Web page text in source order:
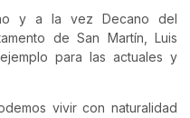
y a la vez Decano del
de San Martín, Luis
para las actuales y
vivir con naturalidad